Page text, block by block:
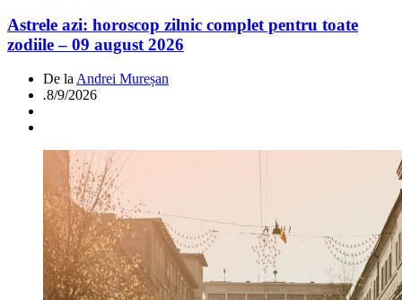
Astrele azi: horoscop zilnic complet pentru toate
zodiile – 09 august 2026
De laAndrei Mureșan
.8/9/2026